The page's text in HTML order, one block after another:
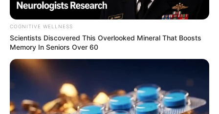
COGNITIVE WELLNESS
Scientists Discovered This Overlooked Mineral That Boosts
Memory In Seniors Over 60